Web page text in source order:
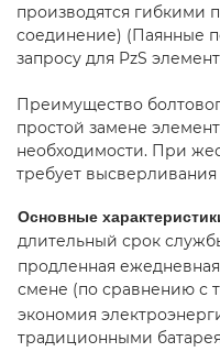
производятся гибкими
соединение) (Паянные
запросу для PzS
Преимущество
простой замене
необходимости. При
требует
Основные
длительный срок
продленная
смене (по сравнению с
экономия
традиционными